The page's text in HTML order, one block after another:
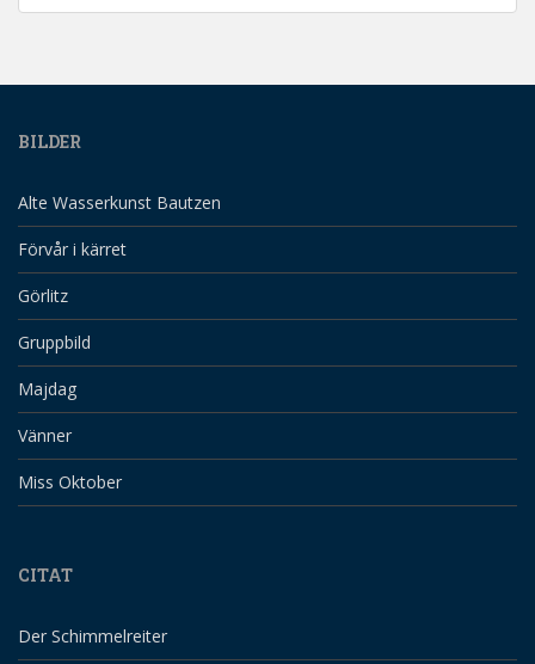
BILDER
Alte Wasserkunst Bautzen
Förvår i kärret
Görlitz
Gruppbild
Majdag
Vänner
Miss Oktober
CITAT
Der Schimmelreiter